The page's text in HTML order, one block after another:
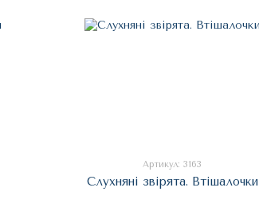
Артикул: 3163
Слухняні звірята. Втішалочки